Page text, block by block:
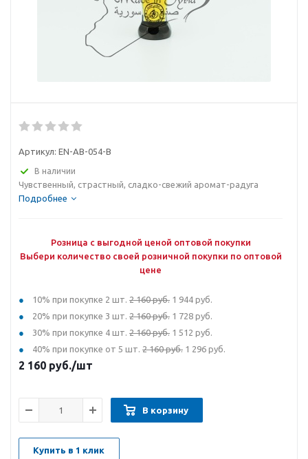
Артикул: EN-AB-054-B
В наличии
Чувственный, страстный, сладко-свежий аромат-радуга
Подробнее
Розница с выгодной ценой оптовой покупки
Выбери количество своей розничной покупки по оптовой
цене
10% при покупке 2 шт. 2 160 руб. 1 944 руб.
20% при покупке 3 шт. 2 160 руб. 1 728 руб.
30% при покупке 4 шт. 2 160 руб. 1 512 руб.
40% при покупке от 5 шт. 2 160 руб. 1 296 руб.
2 160 руб./шт
В корзину
Купить в 1 клик